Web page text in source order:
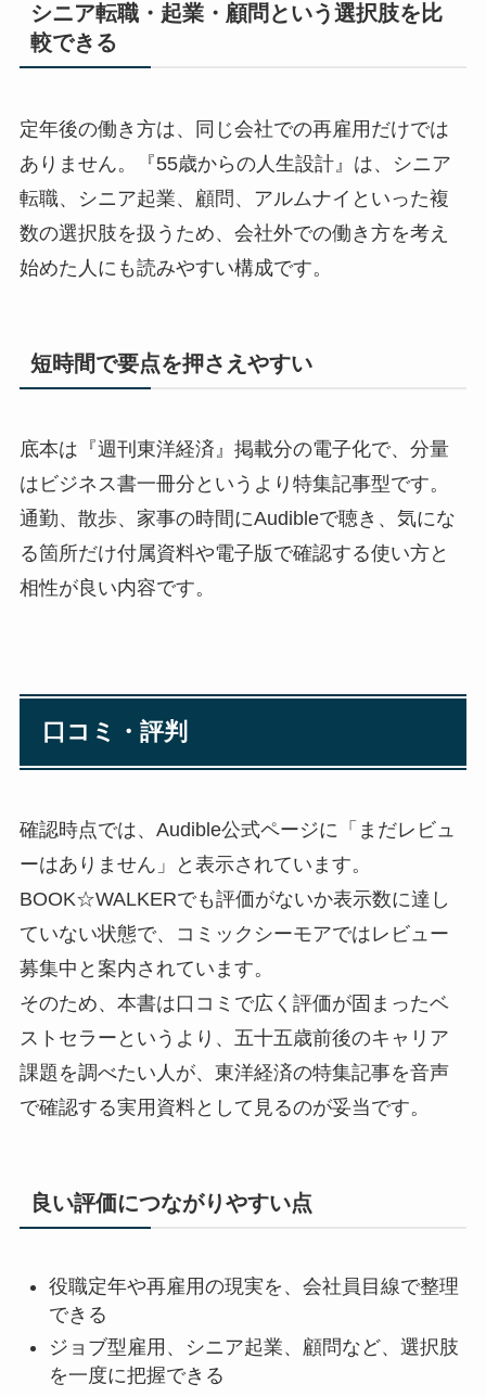
シニア転職・起業・顧問という選択肢を比
較できる
定年後の働き方は、同じ会社での再雇用だけでは
ありません。『55歳からの人生設計』は、シニア
転職、シニア起業、顧問、アルムナイといった複
数の選択肢を扱うため、会社外での働き方を考え
始めた人にも読みやすい構成です。
短時間で要点を押さえやすい
底本は『週刊東洋経済』掲載分の電子化で、分量
はビジネス書一冊分というより特集記事型です。
通勤、散歩、家事の時間にAudibleで聴き、気にな
る箇所だけ付属資料や電子版で確認する使い方と
相性が良い内容です。
口コミ・評判
確認時点では、Audible公式ページに「まだレビュ
ーはありません」と表示されています。
BOOK☆WALKERでも評価がないか表示数に達し
ていない状態で、コミックシーモアではレビュー
募集中と案内されています。
そのため、本書は口コミで広く評価が固まったベ
ストセラーというより、五十五歳前後のキャリア
課題を調べたい人が、東洋経済の特集記事を音声
で確認する実用資料として見るのが妥当です。
良い評価につながりやすい点
役職定年や再雇用の現実を、会社員目線で整理
できる
ジョブ型雇用、シニア起業、顧問など、選択肢
を一度に把握できる